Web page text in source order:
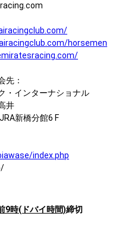
horsemen
先：
・インターナショナル
井
新橋分館6 F
index.php
9時(ドバイ時間)締切